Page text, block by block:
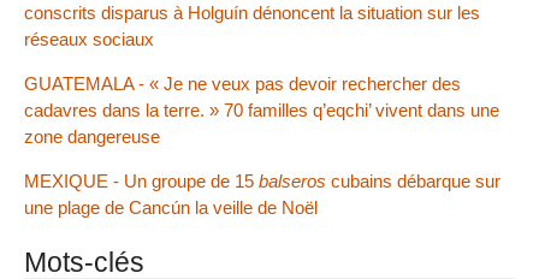
conscrits disparus à Holguín dénoncent la situation sur les
réseaux sociaux
GUATEMALA - « Je ne veux pas devoir rechercher des
cadavres dans la terre. » 70 familles q’eqchi’ vivent dans une
zone dangereuse
MEXIQUE - Un groupe de 15 balseros cubains débarque sur
une plage de Cancún la veille de Noël
Mots-clés